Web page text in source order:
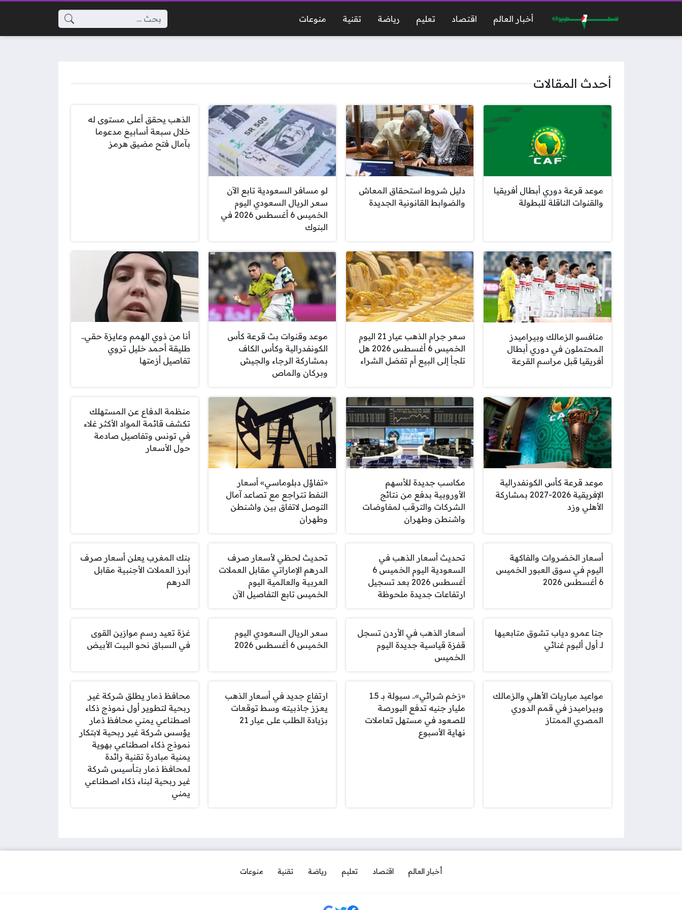
أخبار العالم اقتصاد تعليم رياضة تقنية منوعات البحث عن:
أحدث المقالات
موعد قرعة دوري أبطال أفريقيا
والقنوات الناقلة للبطولة
دليل شروط استحقاق المعاش
والضوابط القانونية الجديدة
لو مسافر السعودية تابع الآن
سعر الريال السعودي اليوم
الخميس 6 أغسطس 2026 في
البنوك
الذهب يحقق أعلى مستوى له
خلال سبعة أسابيع مدعوما
بآمال فتح مضيق هرمز
منافسو الزمالك وبيراميدز
المحتملون في دوري أبطال
أفريقيا قبل مراسم القرعة
سعر جرام الذهب عيار 21 اليوم
الخميس 6 أغسطس 2026 هل
تلجأ إلى البيع أم تفضل الشراء
موعد وقنوات بث قرعة كأس
الكونفدرالية وكأس الكاف
بمشاركة الرجاء والجيش
وبركان والماص
أنا من ذوي الهمم وعايزة حقي..
طليقة أحمد خليل تروي
تفاصيل أزمتها
موعد قرعة كأس الكونفدرالية
الإفريقية 2026-2027 بمشاركة
الأهلي وزد
مكاسب جديدة للأسهم
الأوروبية بدفع من نتائج
الشركات والترقب لمفاوضات
واشنطن وطهران
«تفاؤل دبلوماسي» أسعار
النفط تتراجع مع تصاعد آمال
التوصل لاتفاق بين واشنطن
وطهران
منظمة الدفاع عن المستهلك
تكشف قائمة المواد الأكثر غلاء
في تونس وتفاصيل صادمة
حول الأسعار
أسعار الخضروات والفاكهة
اليوم في سوق العبور الخميس
6 أغسطس 2026
تحديث أسعار الذهب في
السعودية اليوم الخميس 6
أغسطس 2026 بعد تسجيل
ارتفاعات جديدة ملحوظة
تحديث لحظي لأسعار صرف
الدرهم الإماراتي مقابل العملات
العربية والعالمية اليوم
الخميس تابع التفاصيل الآن
بنك المغرب يعلن أسعار صرف
أبرز العملات الأجنبية مقابل
الدرهم
جنا عمرو دياب تشوق متابعيها
لـ أول ألبوم غنائي
أسعار الذهب في الأردن تسجل
قفزة قياسية جديدة اليوم
الخميس
سعر الريال السعودي اليوم
الخميس 6 أغسطس 2026
غزة تعيد رسم موازين القوى
في السباق نحو البيت الأبيض
مواعيد مباريات الأهلي والزمالك
وبيراميدز في قمم الدوري
المصري الممتاز
«زخم شرائي».. سيولة بـ 1.5
مليار جنيه تدفع البورصة
للصعود في مستهل تعاملات
نهاية الأسبوع
ارتفاع جديد في أسعار الذهب
يعزز جاذبيته وسط توقعات
بزيادة الطلب على عيار 21
محافظ ذمار يطلق شركة غير
ربحية لتطوير أول نموذج ذكاء
اصطناعي يمني محافظ ذمار
يؤسس شركة غير ربحية لابتكار
نموذج ذكاء اصطناعي بهوية
يمنية مبادرة تقنية رائدة
لمحافظ ذمار بتأسيس شركة
غير ربحية لبناء ذكاء اصطناعي
يمني
أخبار العالم اقتصاد تعليم رياضة تقنية منوعات